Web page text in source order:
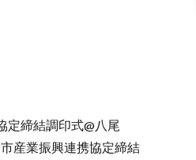
定締結調印式@八尾
産業振興連携協定締結